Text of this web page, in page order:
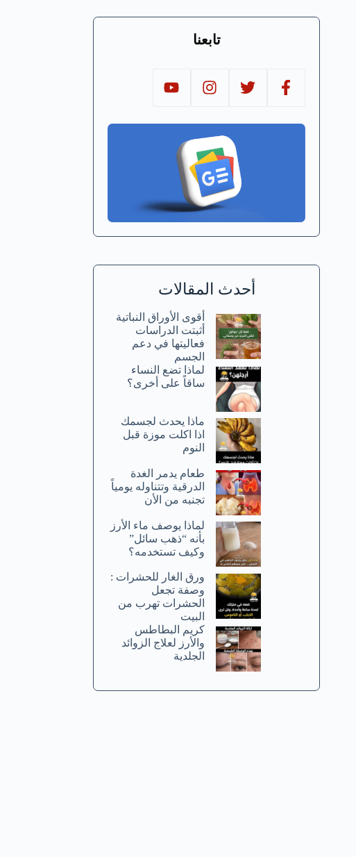
تابعنا
أحدث المقالات
أقوى الأوراق النباتية
أثبتت الدراسات
فعاليتها في دعم
الجسم
لماذا تضع النساء
ساقاً على أخرى؟
ماذا يحدث لجسمك
اذا اكلت موزة قبل
النوم
طعام يدمر الغدة
الدرقية وتتناوله يومياً
تجنبه من الأن
لماذا يوصف ماء الأرز
بأنه “ذهب سائل”
وكيف تستخدمه؟
ورق الغار للحشرات :
وصفة تجعل
الحشرات تهرب من
البيت
كريم البطاطس
والأرز لعلاج الزوائد
الجلدية